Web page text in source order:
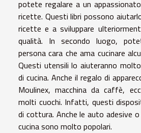
potete regalare a un
ricette. Questi libri possono
ricette e a sviluppare
qualità. In secondo luogo,
persona cara che ama cucinare
Questi utensili lo aiuteranno
di cucina. Anche il regalo di
Moulinex, macchina da caffè,
molti cuochi. Infatti, questi
di cottura. Anche le auto adesive
cucina sono molto popolari.